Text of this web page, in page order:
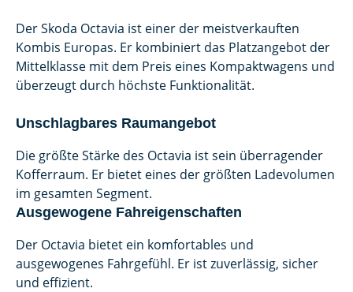
Der Skoda Octavia ist einer der meistverkauften
Kombis Europas. Er kombiniert das Platzangebot der
Mittelklasse mit dem Preis eines Kompaktwagens und
überzeugt durch höchste Funktionalität.
Unschlagbares Raumangebot
Die größte Stärke des Octavia ist sein überragender
Kofferraum. Er bietet eines der größten Ladevolumen
im gesamten Segment.
Ausgewogene Fahreigenschaften
Der Octavia bietet ein komfortables und
ausgewogenes Fahrgefühl. Er ist zuverlässig, sicher
und effizient.